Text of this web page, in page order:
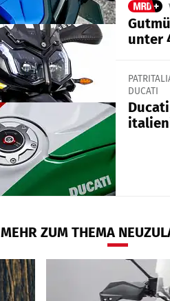
unter
DUCATI
MEHR ZUM THEMA